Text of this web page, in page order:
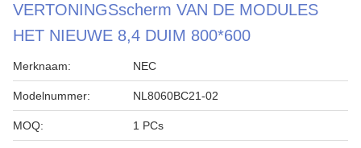
VERTONINGSscherm VAN DE MODULES
HET NIEUWE 8,4 DUIM 800*600
Merknaam: NEC
Modelnummer: NL8060BC21-02
MOQ: 1 PCs